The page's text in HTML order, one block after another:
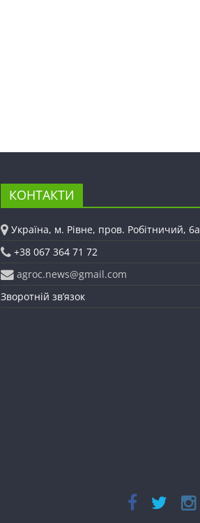
КОНТАКТИ
Україна, м. Рівне, пров. Робітничий, 6а
+38 067 364 71 72
agroc.news@gmail.com
Зворотній зв’язок